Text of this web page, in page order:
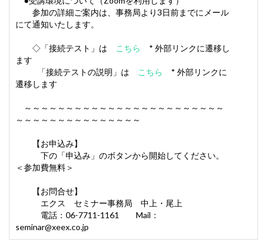
参加の詳細ご案内は、事務局より3日前までにメール
にて通知いたします。
◇「接続テスト」は こちら
* 外部リンクに遷移し
ます
「接続テストの説明」は
こちら
* 外部リンクに
遷移します
～～～～～～～～～～～～～～～～～～～～～～～～
～～～～～～～～～～～～～～～
【お申込み】
下の「申込み」のボタンから開始してください。
＜参加費無料＞
【お問合せ】
エクス セミナー事務局 中上・尾上
電話：06-7711-1161 Mail：
seminar@xeex.co.jp